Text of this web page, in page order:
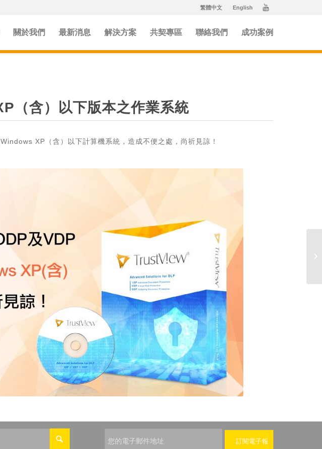
繁體中文 English
關於我們 最新消息 解決方案 共契專區 聯絡我們 成功案例
（含）以下版本之作業系統
XP（含）以下計算機系統，造成不便之處，尚祈見諒！